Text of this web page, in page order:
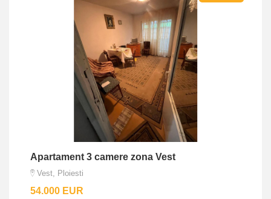
Apartament 3 camere zona Vest
Vest, Ploiesti
54.000 EUR